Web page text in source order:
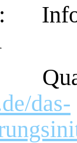
das-